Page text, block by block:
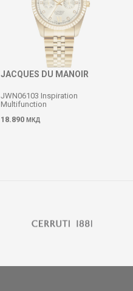
JACQUES DU MANOIR
JWN06103 Inspiration
Multifunction
18.890 МКД